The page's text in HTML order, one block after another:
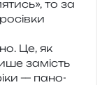
то за
Це, як
замість
— пано­